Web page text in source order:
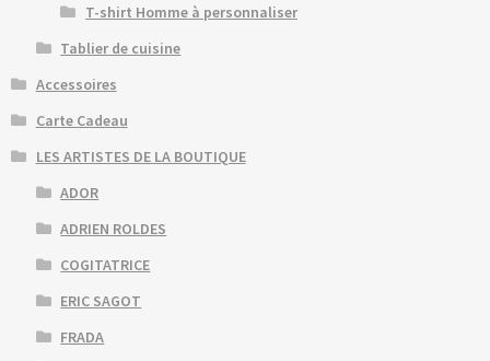
T-shirt Homme à personnaliser
Tablier de cuisine
Accessoires
Carte Cadeau
LES ARTISTES DE LA BOUTIQUE
ADOR
ADRIEN ROLDES
COGITATRICE
ERIC SAGOT
FRADA